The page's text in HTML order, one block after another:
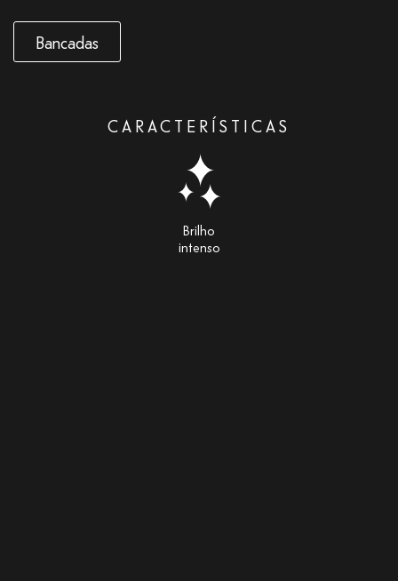
Bancadas
CARACTERÍSTICAS
Brilho
intenso